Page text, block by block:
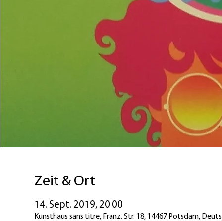
Zeit & Ort
14. Sept. 2019, 20:00
Kunsthaus sans titre, Franz. Str. 18, 14467 Potsdam,